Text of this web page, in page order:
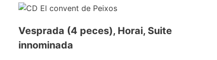
Vesprada (4 peces), Horai, Suite
innominada